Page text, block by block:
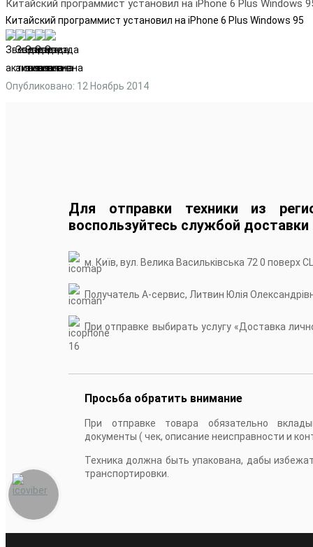
Китайский программист установил на iPhone 6 Plus Windows
Китайский программист установил на iPhone 6 Plus Windows 95
Опубликовано: 12 Ноябрь 2014
Для отправки техники из
воспользуйтесь службой доставки
м. Київ, вул. Велика Васильківська 72 0 поверх
Получатель А-сервис, Литвин Юлія
При отправке выбирать услугу «Доставка
16
Просьба обратить внимание
При отправке товара обязательно
документы ( чек, описание неисправности и
Техника должна быть упакована, дабы
транспортировки.